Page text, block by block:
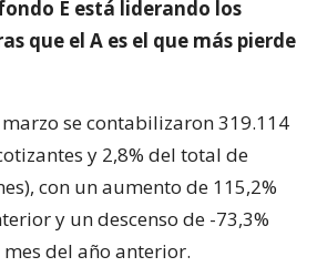
E está liderando los
que el A es el que más pierde
se contabilizaron 319.114
y 2,8% del total de
con un aumento de 115,2%
y un descenso de -73,3%
del año anterior.